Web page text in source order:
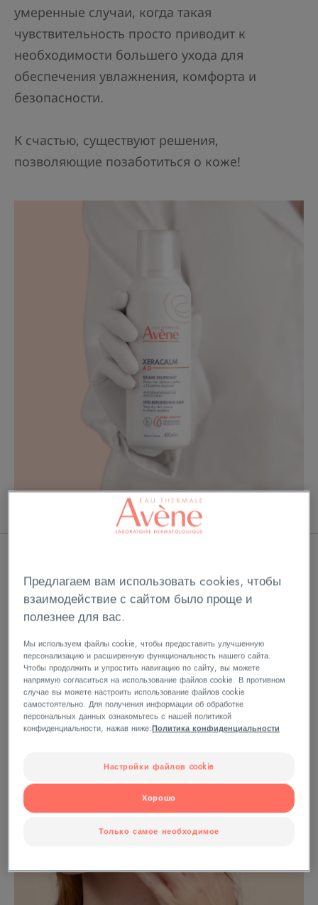
умеренные случаи, когда такая
чувствительность просто приводит к
необходимости большего ухода для
обеспечения увлажнения, комфорта и
безопасности.
К счастью, существуют решения,
позволяющие позаботиться о коже!
НАШИ СРЕДСТВА ДЛЯ УХОДА
Успокоить и увлажнить чувствительную и
гиперчувствительную кожу
Предлагаем вам использовать cookies, чтобы
взаимодействие с сайтом было проще и
полезнее для вас.
Мы используем файлы cookie, чтобы предоставить улучшенную
персонализацию и расширенную функциональность нашего сайта.
Чтобы продолжить и упростить навигацию по сайту, вы можете
напрямую согласиться на использование файлов cookie. В противном
случае вы можете настроить использование файлов cookie
самостоятельно. Для получения информации об обработке
персональных данных ознакомьтесь с нашей политикой
конфиденциальности, нажав ниже: Политика конфиденциальности
Настройки файлов cookie
Только самое необходимое
Хорошо